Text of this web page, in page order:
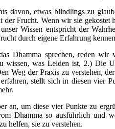
davon, etwas blindlings zu
der Frucht. Wenn wir sie
Wissen entspricht der
durch eigene Erfahrung
Dhamma sprechen, reden
wissen, was Leiden ist, 2.) Die
Weg der Praxis zu verstehen,
stellt sich in diesen vier
an, um diese vier Punkte zu
Dhamma so ausführlich und
helfen, sie zu verstehen.